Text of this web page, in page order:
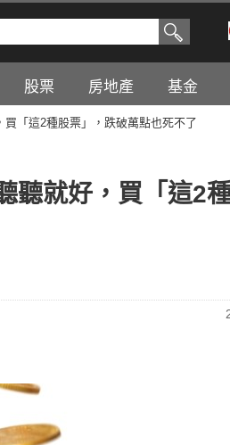
股票 房地產 基金
「這2種股票」，跌破萬點也死不了
聽就好，買「這2